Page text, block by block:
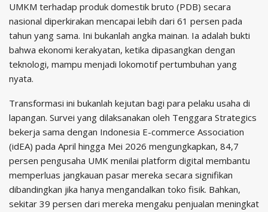
UMKM terhadap produk domestik bruto (PDB) secara
nasional diperkirakan mencapai lebih dari 61 persen pada
tahun yang sama. Ini bukanlah angka mainan. Ia adalah bukti
bahwa ekonomi kerakyatan, ketika dipasangkan dengan
teknologi, mampu menjadi lokomotif pertumbuhan yang
nyata.
Transformasi ini bukanlah kejutan bagi para pelaku usaha di
lapangan. Survei yang dilaksanakan oleh Tenggara Strategics
bekerja sama dengan Indonesia E-commerce Association
(idEA) pada April hingga Mei 2026 mengungkapkan, 84,7
persen pengusaha UMK menilai platform digital membantu
memperluas jangkauan pasar mereka secara signifikan
dibandingkan jika hanya mengandalkan toko fisik. Bahkan,
sekitar 39 persen dari mereka mengaku penjualan meningkat